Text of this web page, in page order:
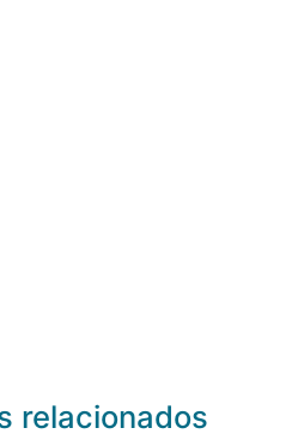
relacionados